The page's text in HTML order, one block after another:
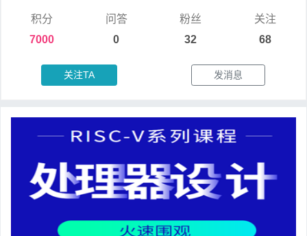
积分
7000
问答
0
粉丝
32
关注
68
关注TA 发消息